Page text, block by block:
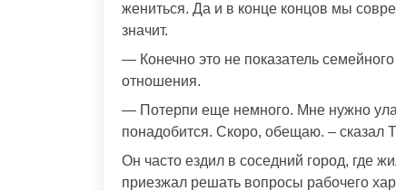
жениться. Да и в конце концов мы
значит.
— Конечно это не показатель
отношения.
— Потерпи еще немного. Мне нужно
понадобится. Скоро, обещаю. – сказал
Он часто ездил в соседний город, где
приезжал решать вопросы рабочего